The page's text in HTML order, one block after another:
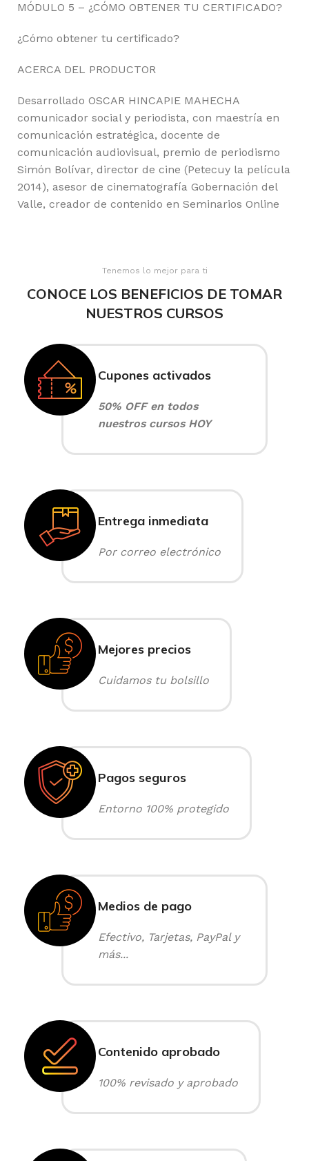
MÓDULO 5 – ¿CÓMO OBTENER TU CERTIFICADO?
¿Cómo obtener tu certificado?
ACERCA DEL PRODUCTOR
Desarrollado OSCAR HINCAPIE MAHECHA
comunicador social y periodista, con maestría en
comunicación estratégica, docente de
comunicación audiovisual, premio de periodismo
Simón Bolívar, director de cine (Petecuy la película
2014), asesor de cinematografía Gobernación del
Valle, creador de contenido en Seminarios Online
Tenemos lo mejor para ti
CONOCE LOS BENEFICIOS DE TOMAR
NUESTROS CURSOS
Cupones activados
50% OFF en todos
nuestros cursos HOY
Entrega inmediata
Por correo electrónico
Mejores precios
Cuidamos tu bolsillo
Pagos seguros
Entorno 100% protegido
Medios de pago
Efectivo, Tarjetas, PayPal y
más...
Contenido aprobado
100% revisado y aprobado